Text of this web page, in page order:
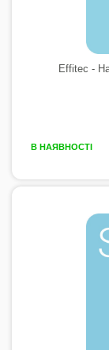
Effitec -
В НАЯВНОСТІ